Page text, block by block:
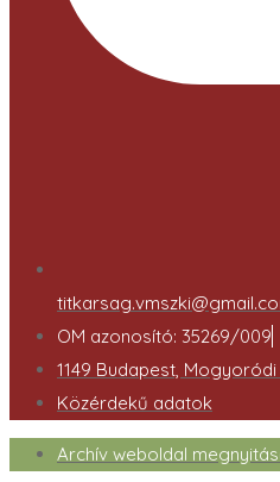
OM azonosító: 35269/009
1149 Budapest,
Közérdekű adatok
Archív weboldal